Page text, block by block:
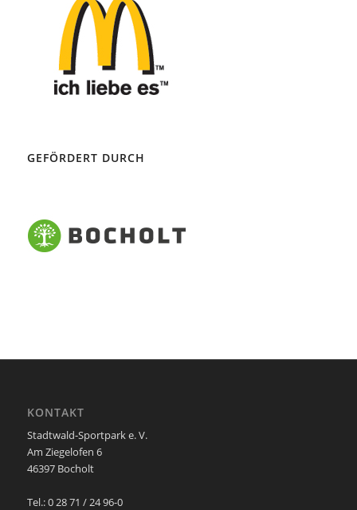
GEFÖRDERT DURCH
KONTAKT
Stadtwald-Sportpark e. V.
Am Ziegelofen 6
46397 Bocholt
Tel.: 0 28 71 / 24 96-0